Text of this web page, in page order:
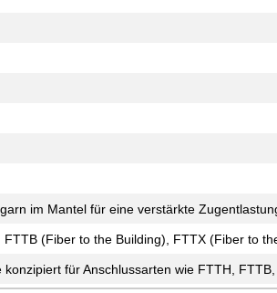
im Mantel für eine verstärkte
(Fiber to the Building), FTTX (Fiber to
für Anschlussarten wie FTTH,